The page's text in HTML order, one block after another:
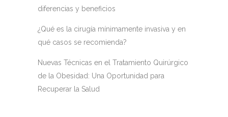
diferencias y beneficios
¿Qué es la cirugía mínimamente invasiva y en
qué casos se recomienda?
Nuevas Técnicas en el Tratamiento Quirúrgico
de la Obesidad: Una Oportunidad para
Recuperar la Salud